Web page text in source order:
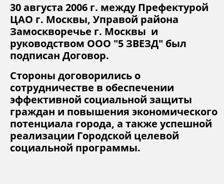
30 августа 2006 г. между Префектурой
ЦАО г. Москвы, Управой района
Замоскворечье г. Москвы и
руководством ООО "5 ЗВЕЗД" был
подписан Договор.
Стороны договорились о
сотрудничестве в обеспечении
эффективной социальной защиты
граждан и повышения экономического
потенциала города, а также успешной
реализации Городской целевой
социальной программы.